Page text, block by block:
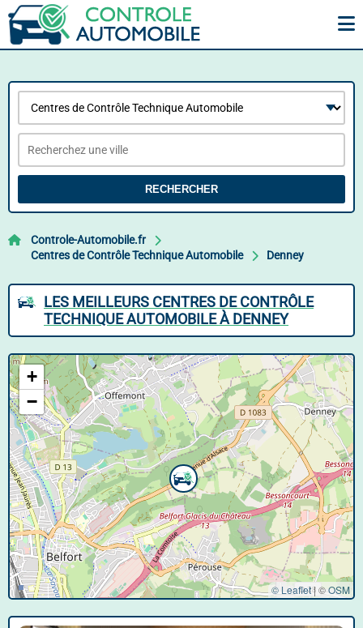
RECHERCHER
Controle-Automobile.fr
Centres de Contrôle Technique Automobile
Denney
LES MEILLEURS CENTRES DE CONTRÔLE
TECHNIQUE AUTOMOBILE À DENNEY
+
−
© Leaflet|©OSM